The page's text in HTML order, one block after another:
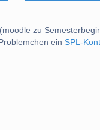
zu
ein SPL-